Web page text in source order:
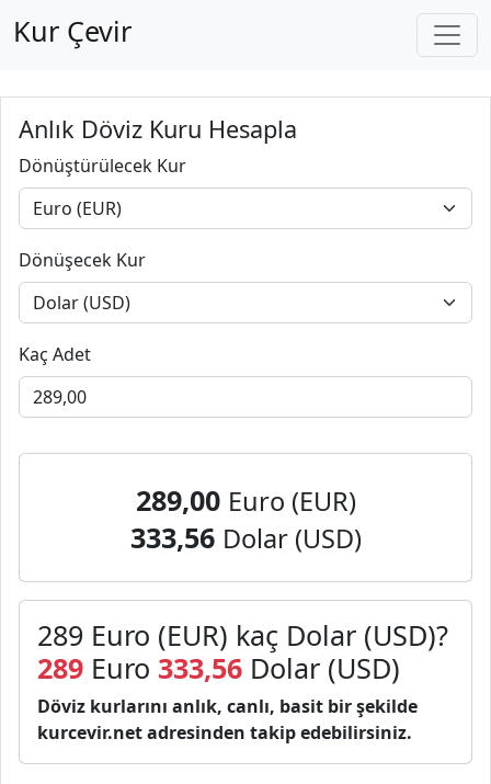
Kur Çevir
Anlık Döviz Kuru Hesapla
Dönüştürülecek Kur
Dönüşecek Kur
Kaç Adet
289,00 Euro (EUR)
333,56 Dolar (USD)
289 Euro (EUR) kaç Dolar (USD)?
289 Euro 333,56 Dolar (USD)
Döviz kurlarını anlık, canlı, basit bir şekilde
kurcevir.net adresinden takip edebilirsiniz.